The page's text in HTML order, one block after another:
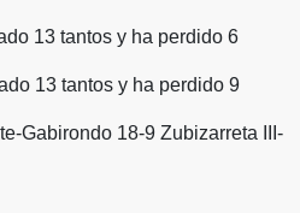
13 tantos y ha perdido 6
13 tantos y ha perdido 9
Gabirondo 18-9 Zubizarreta III-